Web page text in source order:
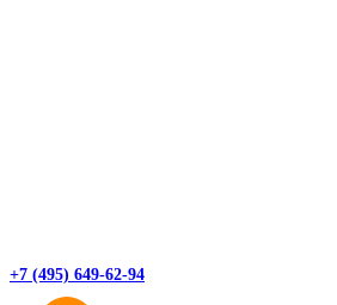
+7 (495) 649-62-94